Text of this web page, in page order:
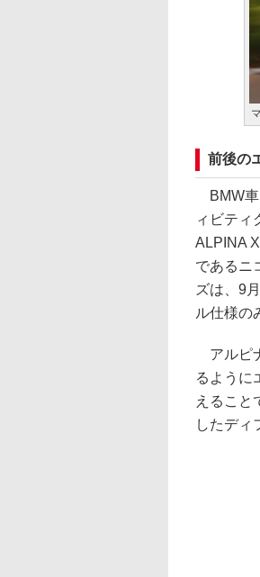
前後の
BMW車
ィビティ
ALPINA
であるニ
ズは、9
ル仕様の
アルピ
るように
えること
したディ